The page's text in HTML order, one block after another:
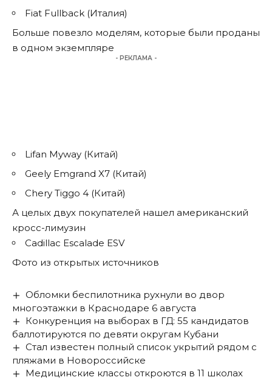
Fiat Fullback (Италия)
Больше повезло моделям, которые были проданы
в одном экземпляре
- РЕКЛАМА -
Lifan Myway (Китай)
Geely Emgrand X7 (Китай)
Chery Tiggo 4 (Китай)
А целых двух покупателей нашел американский
кросс-лимузин
Cadillac Escalade ESV
Фото из открытых источников
Обломки беспилотника рухнули во двор
многоэтажки в Краснодаре 6 августа
Конкуренция на выборах в ГД: 55 кандидатов
баллотируются по девяти округам Кубани
Стал известен полный список укрытий рядом с
пляжами в Новороссийске
Медицинские классы откроются в 11 школах